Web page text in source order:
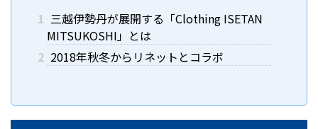
1 三越伊勢丹が展開する「Clothing ISETAN
MITSUKOSHI」とは
2 2018年秋冬からリネットとコラボ